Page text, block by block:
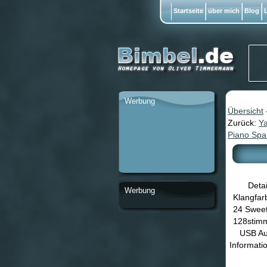
Übersicht
Zurück:
Piano
24
USB
Werbung
Werbung
Startseite über mich Blog